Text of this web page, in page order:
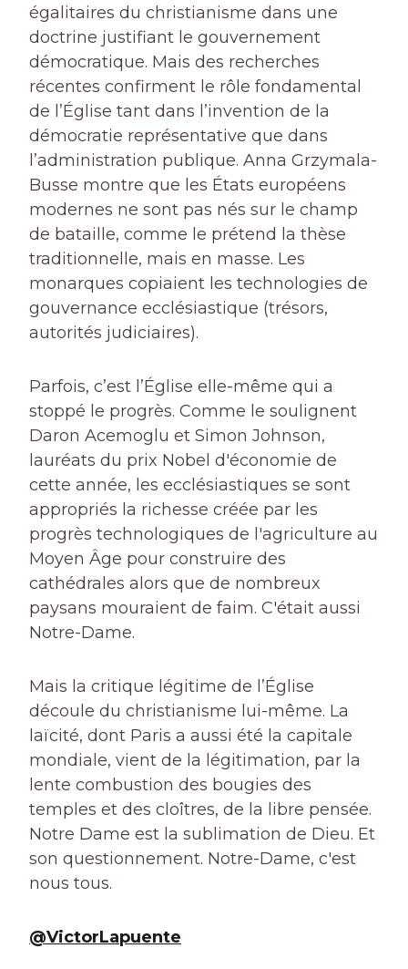
égalitaires du christianisme dans une
doctrine justifiant le gouvernement
démocratique. Mais des recherches
récentes confirment le rôle fondamental
de l’Église tant dans l’invention de la
démocratie représentative que dans
l’administration publique. Anna Grzymala-
Busse montre que les États européens
modernes ne sont pas nés sur le champ
de bataille, comme le prétend la thèse
traditionnelle, mais en masse. Les
monarques copiaient les technologies de
gouvernance ecclésiastique (trésors,
autorités judiciaires).
Parfois, c’est l’Église elle-même qui a
stoppé le progrès. Comme le soulignent
Daron Acemoglu et Simon Johnson,
lauréats du prix Nobel d'économie de
cette année, les ecclésiastiques se sont
appropriés la richesse créée par les
progrès technologiques de l'agriculture au
Moyen Âge pour construire des
cathédrales alors que de nombreux
paysans mouraient de faim. C'était aussi
Notre-Dame.
Mais la critique légitime de l’Église
découle du christianisme lui-même. La
laïcité, dont Paris a aussi été la capitale
mondiale, vient de la légitimation, par la
lente combustion des bougies des
temples et des cloîtres, de la libre pensée.
Notre Dame est la sublimation de Dieu. Et
son questionnement. Notre-Dame, c'est
nous tous.
@VictorLapuente